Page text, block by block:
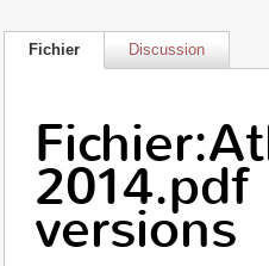
Fichier Discussion
versions